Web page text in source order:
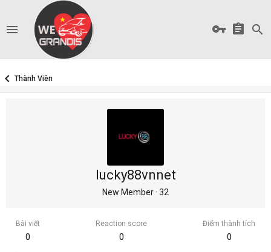
Thành Viên
lucky88vnnet
New Member· 32
Bài viết
0
Reaction score
0
Điểm thành tích
0